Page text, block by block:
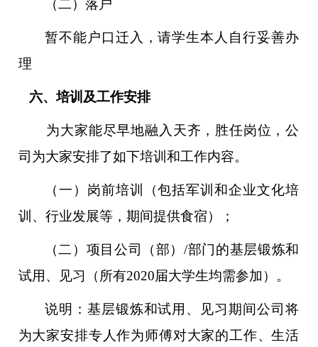
（二）落户
暂不能户口迁入，请学生本人自行妥善办
理
六、培训及工作安排
为大家能尽早地融入天齐，胜任岗位，公
司为大家安排了如下培训和工作内容。
（一）岗前培训（包括军训和企业文化培
训、行业发展等，期间提供食宿）；
（二）项目公司（部）/部门的基层锻炼和
试用、见习（所有2020届大学生均需参加）。
说明：基层锻炼和试用、见习期间公司将
为大家安排专人作为师傅对大家的工作、生活